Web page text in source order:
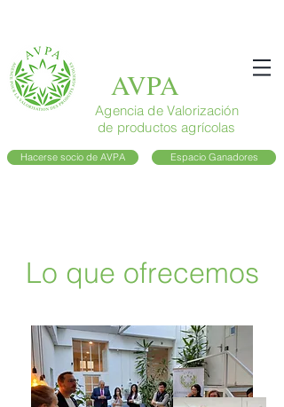
AVPA
Agencia de Valorización
de productos agrícolas
Hacerse socio de AVPA Espacio Ganadores
Lo que ofrecemos